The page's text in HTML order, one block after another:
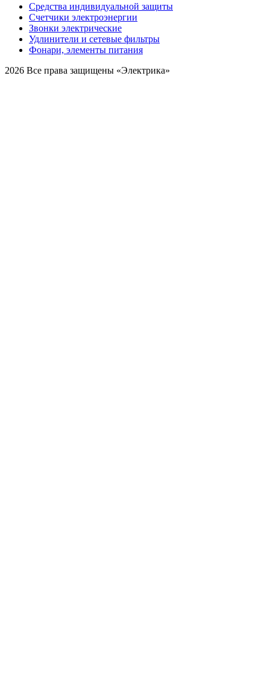
Средства индивидуальной защиты
Счетчики электроэнергии
Звонки электрические
Удлинители и сетевые фильтры
Фонари, элементы питания
2026 Все права защищены «Электрика»